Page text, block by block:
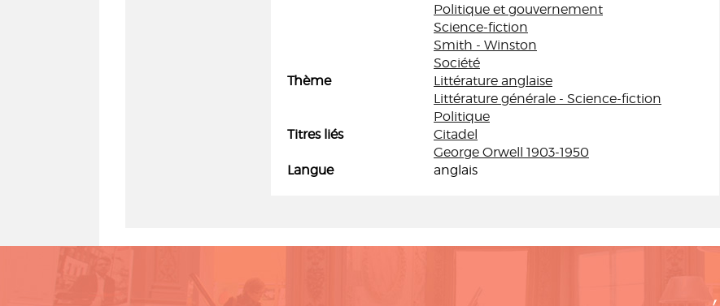
Politique et gouvernement
Science-fiction
Smith - Winston
Société
Thème
Littérature anglaise
Littérature générale - Science-fiction
Politique
Titres liés
Citadel
George Orwell 1903-1950
Langue
anglais